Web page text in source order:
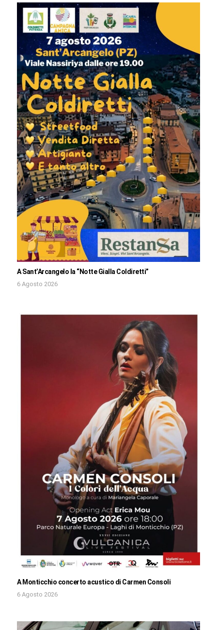
A Sant’Arcangelo la “Notte Gialla Coldiretti”
6 Agosto 2026
A Monticchio concerto acustico di Carmen Consoli
6 Agosto 2026